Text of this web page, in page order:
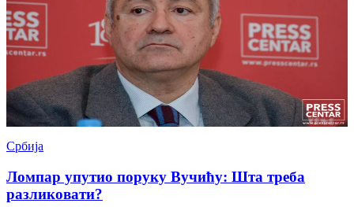
Србија
Ломпар упутио поруку Вучићу: Шта треба
разликовати?